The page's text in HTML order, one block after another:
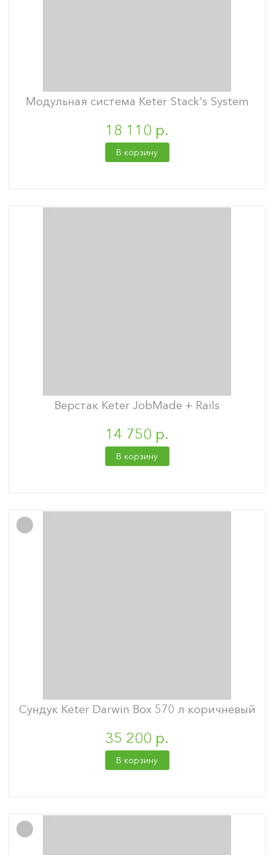
Модульная система Keter Stack's System
18 110 р.
В корзину
Верстак Keter JobMade + Rails
14 750 р.
В корзину
Сундук Keter Darwin Box 570 л коричневый
35 200 р.
В корзину